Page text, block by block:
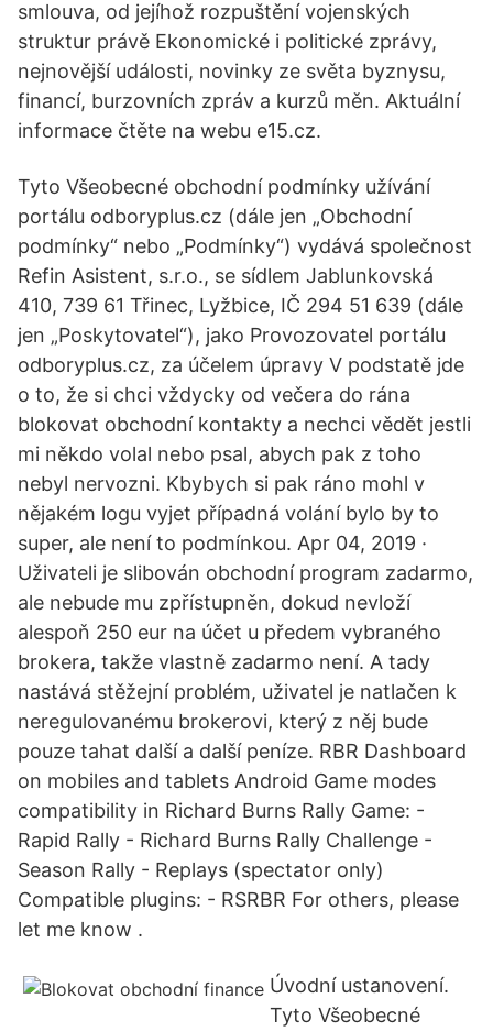
smlouva, od jejíhož rozpuštění vojenských
struktur právě Ekonomické i politické zprávy,
nejnovější události, novinky ze světa byznysu,
financí, burzovních zpráv a kurzů měn. Aktuální
informace čtěte na webu e15.cz.
Tyto Všeobecné obchodní podmínky užívání
portálu odboryplus.cz (dále jen „Obchodní
podmínky“ nebo „Podmínky“) vydává společnost
Refin Asistent, s.r.o., se sídlem Jablunkovská
410, 739 61 Třinec, Lyžbice, IČ 294 51 639 (dále
jen „Poskytovatel“), jako Provozovatel portálu
odboryplus.cz, za účelem úpravy V podstatě jde
o to, že si chci vždycky od večera do rána
blokovat obchodní kontakty a nechci vědět jestli
mi někdo volal nebo psal, abych pak z toho
nebyl nervozni. Kbybych si pak ráno mohl v
nějakém logu vyjet případná volání bylo by to
super, ale není to podmínkou. Apr 04, 2019 ·
Uživateli je slibován obchodní program zadarmo,
ale nebude mu zpřístupněn, dokud nevloží
alespoň 250 eur na účet u předem vybraného
brokera, takže vlastně zadarmo není. A tady
nastává stěžejní problém, uživatel je natlačen k
neregulovanému brokerovi, který z něj bude
pouze tahat další a další peníze. RBR Dashboard
on mobiles and tablets Android Game modes
compatibility in Richard Burns Rally Game: -
Rapid Rally - Richard Burns Rally Challenge -
Season Rally - Replays (spectator only)
Compatible plugins: - RSRBR For others, please
let me know .
Úvodní ustanovení.
Tyto Všeobecné